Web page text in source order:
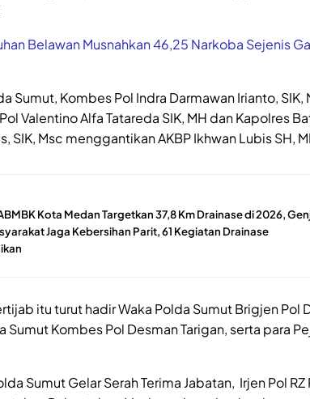
Belawan Musnahkan 46,25 Narkoba Sejenis
Sumut, Kombes Pol Indra Darmawan Irianto, SIK,
Valentino Alfa Tatareda SIK, MH dan Kapolres
SIK, Msc menggantikan AKBP Ikhwan Lubis SH,
Kota Medan Targetkan 37,8 Km Drainase di 2026,
Jaga Kebersihan Parit, 61 Kegiatan Drainase
itu turut hadir Waka Polda Sumut Brigjen Pol
Sumut Kombes Pol Desman Tarigan, serta para
Sumut Gelar Serah Terima Jabatan, Irjen Pol RZ